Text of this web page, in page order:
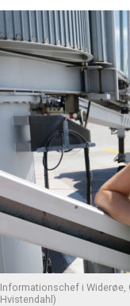
Informationschef i Widerøe,
Hvistendahl)